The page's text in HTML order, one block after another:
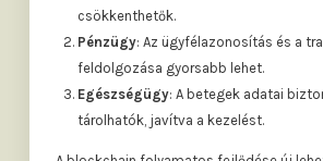
csökkenthetők.
Pénzügy: Az ügyfélazonosítás és a
feldolgozása gyorsabb lehet.
Egészségügy: A betegek adatai
tárolhatók, javítva a kezelést.